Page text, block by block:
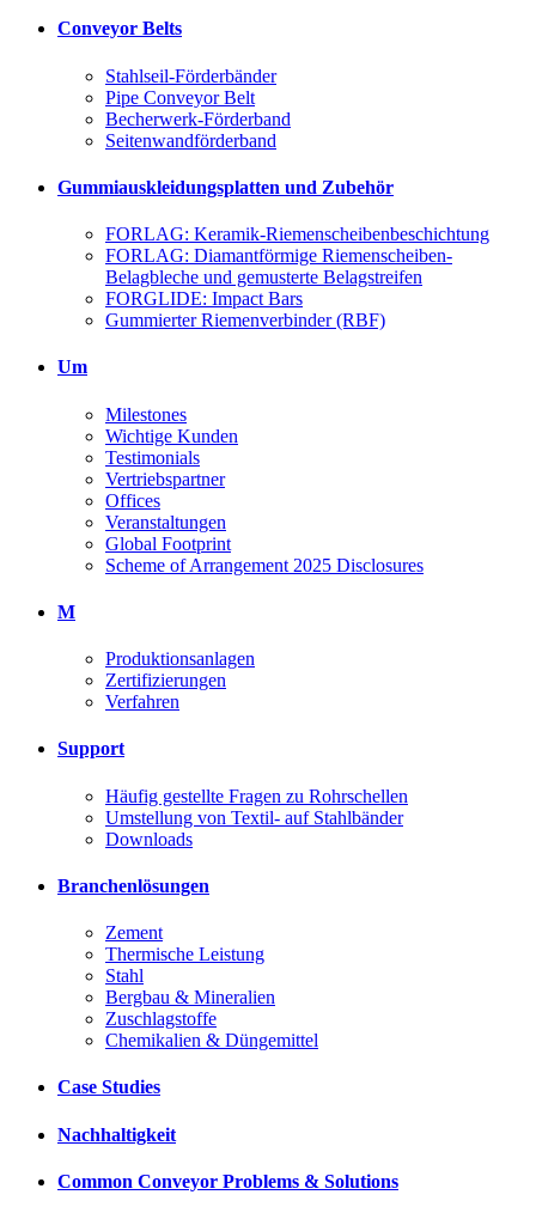
Conveyor Belts
Stahlseil-Förderbänder
Pipe Conveyor Belt
Becherwerk-Förderband
Seitenwandförderband
Gummiauskleidungsplatten und Zubehör
FORLAG: Keramik-Riemenscheibenbeschichtung
FORLAG: Diamantförmige Riemenscheiben-
Belagbleche und gemusterte Belagstreifen
FORGLIDE: Impact Bars
Gummierter Riemenverbinder (RBF)
Um
Milestones
Wichtige Kunden
Testimonials
Vertriebspartner
Offices
Veranstaltungen
Global Footprint
Scheme of Arrangement 2025 Disclosures
M
Produktionsanlagen
Zertifizierungen
Verfahren
Support
Häufig gestellte Fragen zu Rohrschellen
Umstellung von Textil- auf Stahlbänder
Downloads
Branchenlösungen
Zement
Thermische Leistung
Stahl
Bergbau & Mineralien
Zuschlagstoffe
Chemikalien & Düngemittel
Case Studies
Nachhaltigkeit
Common Conveyor Problems & Solutions